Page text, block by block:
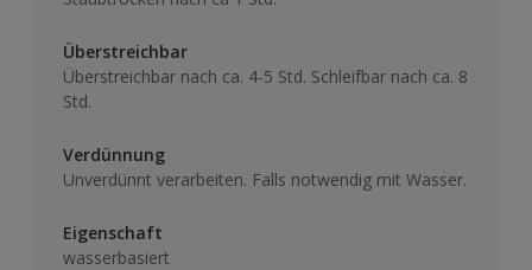
Überstreichbar
Überstreichbar nach ca. 4-5 Std. Schleifbar nach ca. 8
Std.
Verdünnung
Unverdünnt verarbeiten. Falls notwendig mit Wasser.
Eigenschaft
wasserbasiert